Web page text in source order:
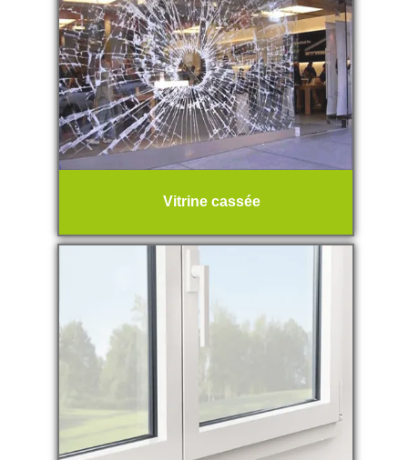
Vitrine cassée